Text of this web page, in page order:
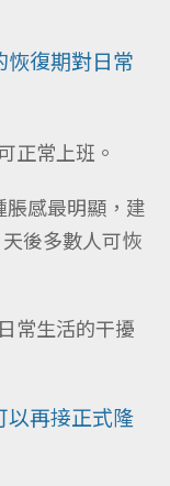
恢復期對日常
正常上班。
感最明顯，建
後多數人可恢
常生活的干擾
以再接正式隆